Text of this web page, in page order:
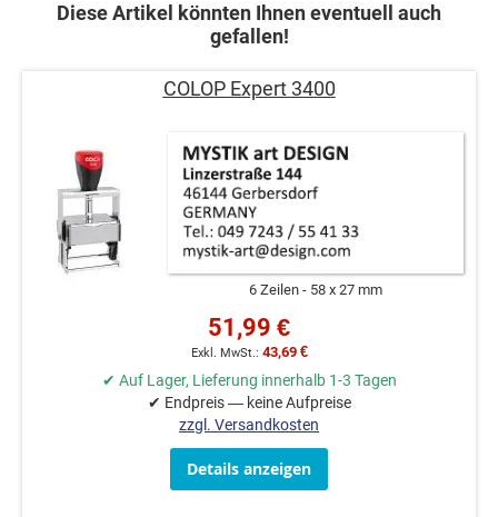
Diese Artikel könnten Ihnen eventuell auch
gefallen!
COLOP Expert 3400
6 Zeilen 58 x 27 mm
51,99 €
43,69 €
✔ Auf Lager, Lieferung innerhalb 1-3 Tagen
✔ Endpreis — keine Aufpreise
zzgl. Versandkosten
Details anzeigen